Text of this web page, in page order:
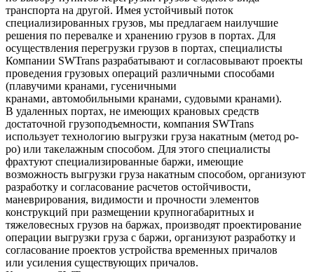
транспорта на другой. Имея устойчивый поток
специализированных грузов, мы предлагаем наилучшие
решения по перевалке и хранению грузов в портах. Для
осуществления перегрузки грузов в портах, специалисты
Компании SWTrans разрабатывают и согласовывают проекты
проведения грузовых операций различными способами
(плавучими кранами, гусеничными
кранами, автомобильными кранами, судовыми кранами).
В удаленных портах, не имеющих крановых средств
достаточной грузоподъемности, компания SWTrans
использует технологию выгрузки груза накатным (метод ро-
ро) или такелажным способом. Для этого специалисты
фрахтуют специализированные баржи, имеющие
возможность выгрузки груза накатным способом, организуют
разработку и согласование расчетов остойчивости,
маневрирования, видимости и прочности элементов
конструкций при размещении крупногабаритных и
тяжеловесных грузов на баржах, производят проектирование
операции выгрузки груза с баржи, организуют разработку и
согласование проектов устройства временных причалов
или усиления существующих причалов.